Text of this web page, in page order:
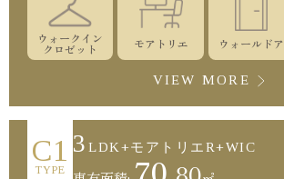
ウォークイン
クロゼット モアトリエ ウォールドア
VIEW MORE
C1
TYPE
3 LDK+モアトリエR+WIC